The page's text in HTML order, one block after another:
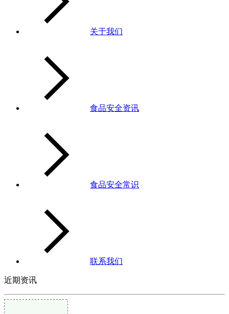
关于我们
食品安全资讯
食品安全常识
联系我们
近期资讯